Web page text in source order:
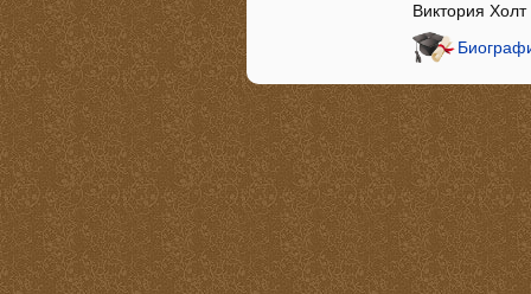
Виктория